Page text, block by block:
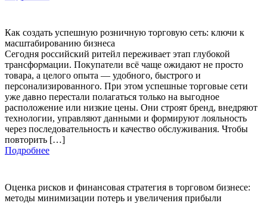
Как создать успешную розничную торговую сеть: ключи к
масштабированию бизнеса
Сегодня российский ритейл переживает этап глубокой
трансформации. Покупатели всё чаще ожидают не просто
товара, а целого опыта — удобного, быстрого и
персонализированного. При этом успешные торговые сети
уже давно перестали полагаться только на выгодное
расположение или низкие цены. Они строят бренд, внедряют
технологии, управляют данными и формируют лояльность
через последовательность и качество обслуживания. Чтобы
повторить […]
Подробнее
Оценка рисков и финансовая стратегия в торговом бизнесе:
методы минимизации потерь и увеличения прибыли